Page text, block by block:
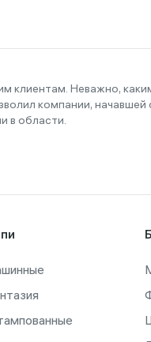
клиентам. Неважно,
компании, начавшей
в области.